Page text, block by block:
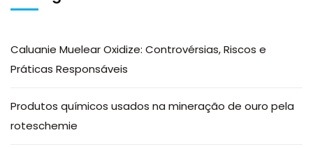
Caluanie Muelear Oxidize: Controvérsias, Riscos e
Práticas Responsáveis
Produtos químicos usados na mineração de ouro pela
roteschemie